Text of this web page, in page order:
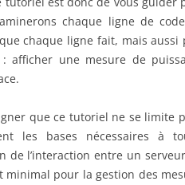
chaque ligne de
chaque ligne fait, mais
afficher une mesure de
que ce tutoriel ne se limite
les bases nécessaires à
de l’interaction entre un
minimal pour la gestion des